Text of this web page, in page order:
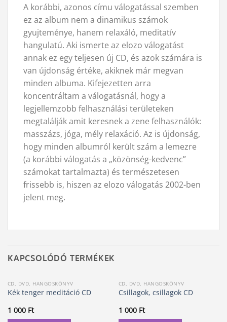
A korábbi, azonos címu válogatással szemben
ez az album nem a dinamikus számok
gyujteménye, hanem relaxáló, meditatív
hangulatú. Aki ismerte az elozo válogatást
annak ez egy teljesen új CD, és azok számára is
van újdonság értéke, akiknek már megvan
minden albuma. Kifejezetten arra
koncentráltam a válogatásnál, hogy a
legjellemzobb felhasználási területeken
megtalálják amit keresnek a zene felhasználók:
masszázs, jóga, mély relaxáció. Az is újdonság,
hogy minden albumról került szám a lemezre
(a korábbi válogatás a „közönség-kedvenc”
számokat tartalmazta) és természetesen
frissebb is, hiszen az elozo válogatás 2002-ben
jelent meg.
KAPCSOLÓDÓ TERMÉKEK
CD, DVD, HANGOSKÖNYV
Kék tenger meditáció CD
1 000 Ft
CD, DVD, HANGOSKÖNYV
Csillagok, csillagok CD
1 000 Ft